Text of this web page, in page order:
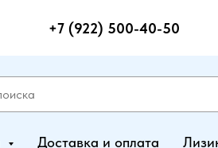
+7 (922) 500-40-50
Доставка и оплата